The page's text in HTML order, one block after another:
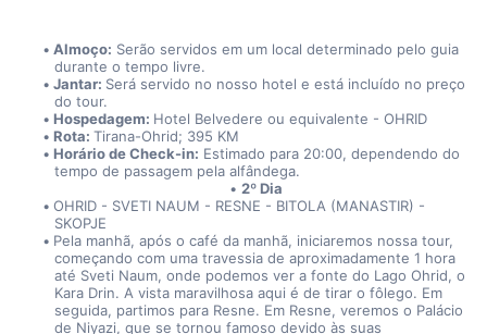
Almoço: Serão servidos em um local determinado pelo guia
durante o tempo livre.
Jantar: Será servido no nosso hotel e está incluído no preço
do tour.
Hospedagem: Hotel Belvedere ou equivalente - OHRID
Rota: Tirana-Ohrid; 395 KM
Horário de Check-in: Estimado para 20:00, dependendo do
tempo de passagem pela alfândega.
2º Dia
OHRID - SVETI NAUM - RESNE - BITOLA (MANASTIR) -
SKOPJE
Pela manhã, após o café da manhã, iniciaremos nossa tour,
começando com uma travessia de aproximadamente 1 hora
até Sveti Naum, onde podemos ver a fonte do Lago Ohrid, o
Kara Drin. A vista maravilhosa aqui é de tirar o fôlego. Em
seguida, partimos para Resne. Em Resne, veremos o Palácio
de Niyazi, que se tornou famoso devido às suas